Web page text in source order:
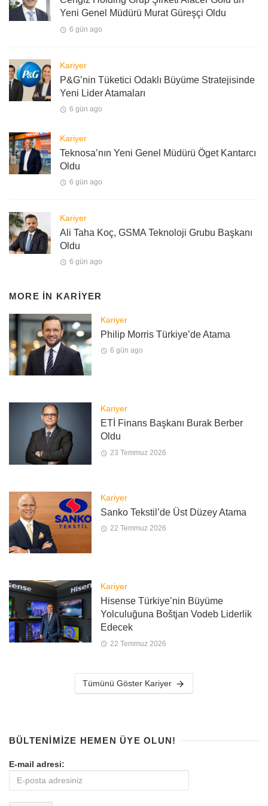
Yeni Genel Müdürü Murat Güreşçi Oldu
6 gün ago
Kariyer
P&G’nin Tüketici Odaklı Büyüme Stratejisinde
Yeni Lider Atamaları
6 gün ago
Kariyer
Teknosa’nın Yeni Genel Müdürü Öget Kantarcı
Oldu
6 gün ago
Kariyer
Ali Taha Koç, GSMA Teknoloji Grubu Başkanı
Oldu
6 gün ago
MORE IN KARIYER
Kariyer
Philip Morris Türkiye’de Atama
6 gün ago
Kariyer
ETİ Finans Başkanı Burak Berber
Oldu
23 Temmuz 2026
Kariyer
Sanko Tekstil’de Üst Düzey Atama
22 Temmuz 2026
Kariyer
Hisense Türkiye’nin Büyüme
Yolculuğuna Boštjan Vodeb Liderlik
Edecek
22 Temmuz 2026
Tümünü Göster Kariyer
BÜLTENIMIZE HEMEN ÜYE OLUN!
E-mail adresi: